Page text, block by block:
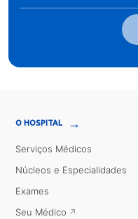
O HOSPITAL →
Serviços Médicos
Núcleos e Especialidades
Exames
Seu Médico